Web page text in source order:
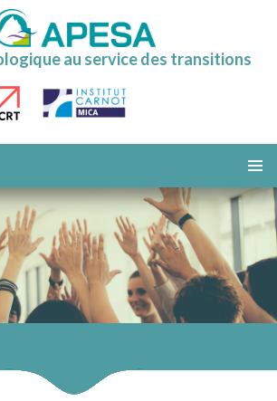
au service des transitions
MENU